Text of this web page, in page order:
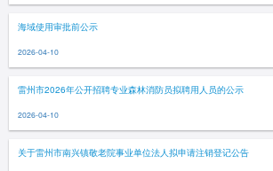
海域使用审批前公示
2026-04-10
雷州市2026年公开招聘专业森林消防员拟聘用人员的公示
2026-04-10
关于雷州市南兴镇敬老院事业单位法人拟申请注销登记公告